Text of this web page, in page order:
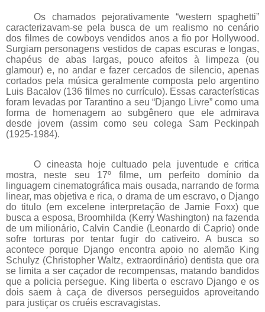
Os chamados pejorativamente “western spaghetti”
caracterizavam-se pela busca de um realismo no cenário
dos filmes de cowboys vendidos anos a fio por Hollywood.
Surgiam personagens vestidos de capas escuras e longas,
chapéus de abas largas, pouco afeitos à limpeza (ou
glamour) e, no andar e fazer cercados de silencio, apenas
cortados pela música geralmente composta pelo argentino
Luis Bacalov (136 filmes no currículo). Essas características
foram levadas por Tarantino a seu “Django Livre” como uma
forma de homenagem ao subgênero que ele admirava
desde jovem (assim como seu colega Sam Peckinpah
(1925-1984).
O cineasta hoje cultuado pela juventude e critica
mostra, neste seu 17º filme, um perfeito domínio da
linguagem cinematográfica mais ousada, narrando de forma
linear, mas objetiva e rica, o drama de um escravo, o Django
do titulo (em excelene interpretação de Jamie Foxx) que
busca a esposa, Broomhilda (Kerry Washington) na fazenda
de um milionário, Calvin Candie (Leonardo di Caprio) onde
sofre torturas por tentar fugir do cativeiro. A busca so
acontece porque Django encontra apoio no alemão King
Schulyz (Christopher Waltz, extraordinário) dentista que ora
se limita a ser caçador de recompensas, matando bandidos
que a policia persegue. King liberta o escravo Django e os
dois saem à caça de diversos perseguidos aproveitando
para justiçar os cruéis escravagistas.